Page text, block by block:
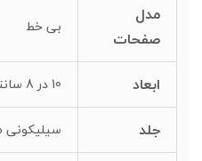
مدل
صفحات
بی خط
ابعاد 10 در 8 سانتی متر
جلد سیلیکونی